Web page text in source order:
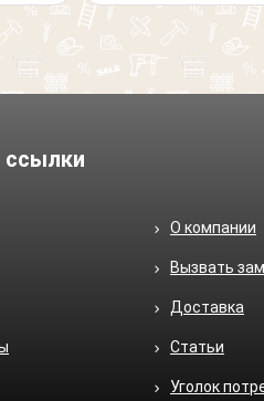
О компании
Вызвать
Доставка
Статьи
Уголок